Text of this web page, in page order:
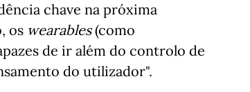
chave na próxima
os wearables(como
de ir além do controlo de
do utilizador".